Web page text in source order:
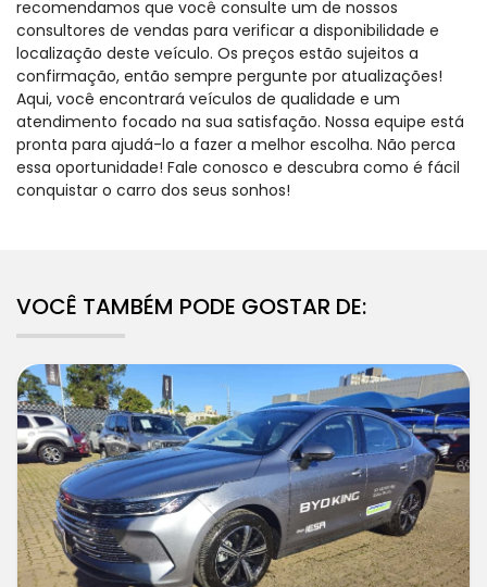
recomendamos que você consulte um de nossos
consultores de vendas para verificar a disponibilidade e
localização deste veículo. Os preços estão sujeitos a
confirmação, então sempre pergunte por atualizações!
Aqui, você encontrará veículos de qualidade e um
atendimento focado na sua satisfação. Nossa equipe está
pronta para ajudá-lo a fazer a melhor escolha. Não perca
essa oportunidade! Fale conosco e descubra como é fácil
conquistar o carro dos seus sonhos!
VOCÊ TAMBÉM PODE GOSTAR DE: